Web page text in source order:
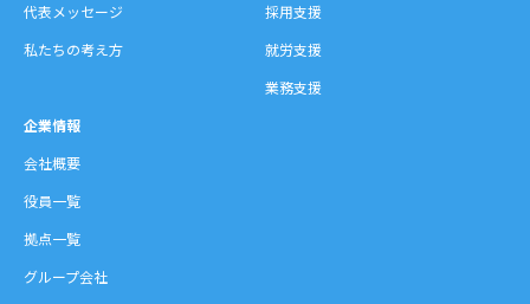
代表メッセージ
私たちの考え方
採用支援
就労支援
業務支援
企業情報
会社概要
役員一覧
拠点一覧
グループ会社